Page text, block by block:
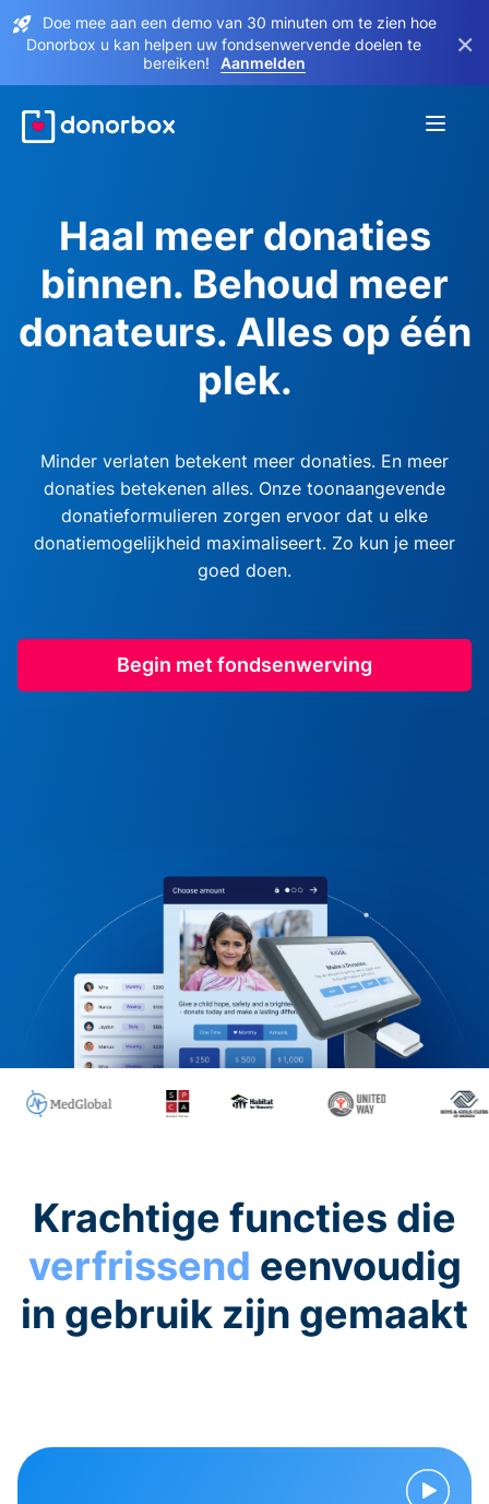
Doe mee aan een demo van 30 minuten om te zien hoe
Donorbox u kan helpen uw fondsenwervende doelen te
bereiken!
Aanmelden
×
Haal meer donaties
binnen. Behoud meer
donateurs. Alles op één
plek.
Minder verlaten betekent meer donaties. En meer
donaties betekenen alles. Onze toonaangevende
donatieformulieren zorgen ervoor dat u elke
donatiemogelijkheid maximaliseert. Zo kun je meer
goed doen.
Begin met fondsenwerving
Krachtige functies die
verfrissend eenvoudig
in gebruik zijn gemaakt